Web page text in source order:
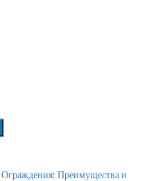
Преимущества и